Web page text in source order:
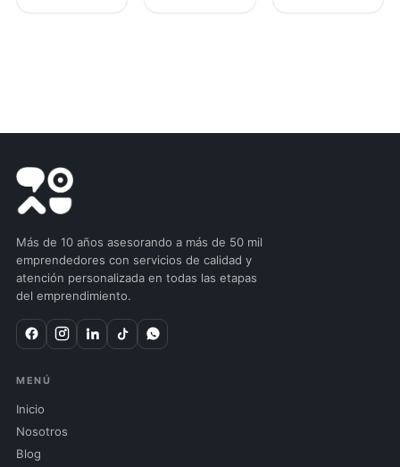
Más de 10 años asesorando a más de 50 mil
emprendedores con servicios de calidad y
atención personalizada en todas las etapas
del emprendimiento.
MENÚ
Inicio
Nosotros
Blog